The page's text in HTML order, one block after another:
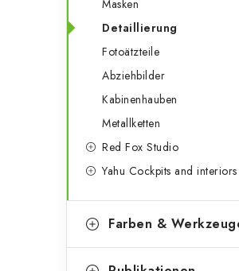
e
Masken
Detaillierung
Fotoätzteile
Abziehbilder
Kabinenhauben
Metallketten
Red Fox Studio
Yahu Cockpits and interiors
Farben &